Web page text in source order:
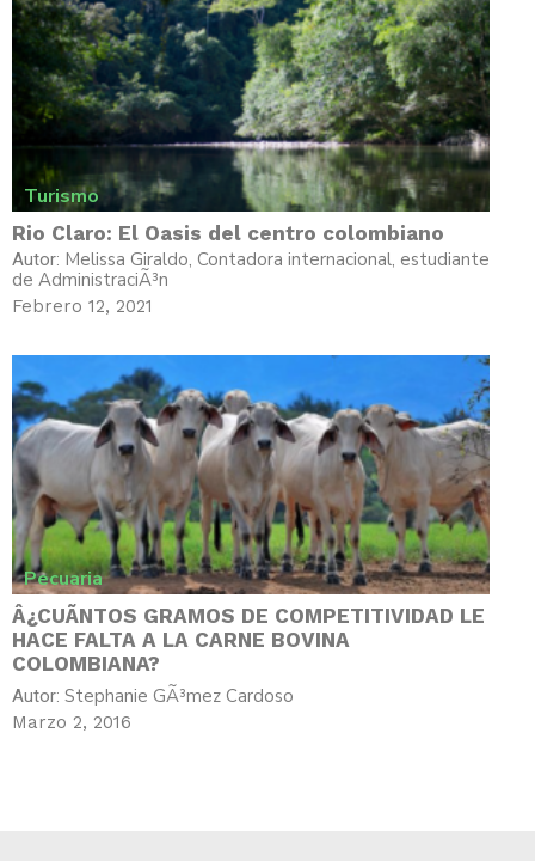
Turismo
Rio Claro: El Oasis del centro colombiano
Autor: Melissa Giraldo, Contadora internacional, estudiante
de AdministraciÃ³n
Febrero 12, 2021
Pecuaria
Â¿CUÃNTOS GRAMOS DE COMPETITIVIDAD LE
HACE FALTA A LA CARNE BOVINA
COLOMBIANA?
Autor: Stephanie GÃ³mez Cardoso
Marzo 2, 2016